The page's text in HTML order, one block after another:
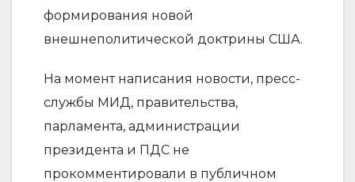
формирования новой
внешнеполитической доктрины США.
На момент написания новости, пресс-
службы МИД, правительства,
парламента, администрации
президента и ПДС не
прокомментировали в публичном